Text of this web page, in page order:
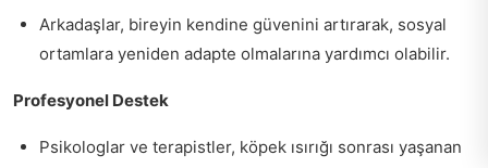
Arkadaşlar, bireyin kendine güvenini artırarak, sosyal
ortamlara yeniden adapte olmalarına yardımcı olabilir.
Profesyonel Destek
Psikologlar ve terapistler, köpek ısırığı sonrası yaşanan